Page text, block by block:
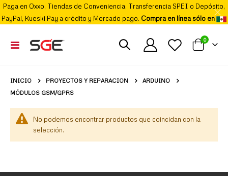
Paga en Oxxo, Tiendas de Conveniencia, Transferencia SPEI o Depósito,
PayPal, Kueski Pay a crédito y Mercado pago. Compra en línea sólo en
Cambiar
Nav
Mi carrito
0
INICIO PROYECTOS Y REPARACION
ARDUINO
MÓDULOS GSM/GPRS
No podemos encontrar productos que coincidan con la
selección.